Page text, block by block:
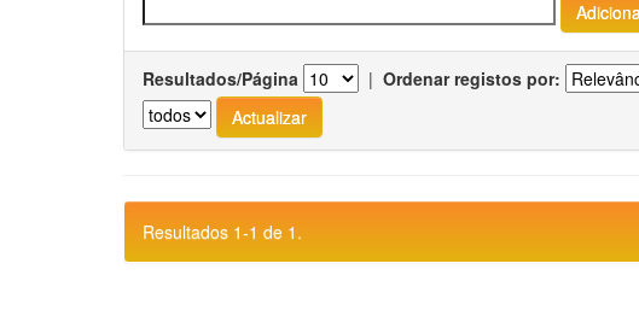
Resultados/Página | Ordenar registos por:
Resultados 1-1 de 1.